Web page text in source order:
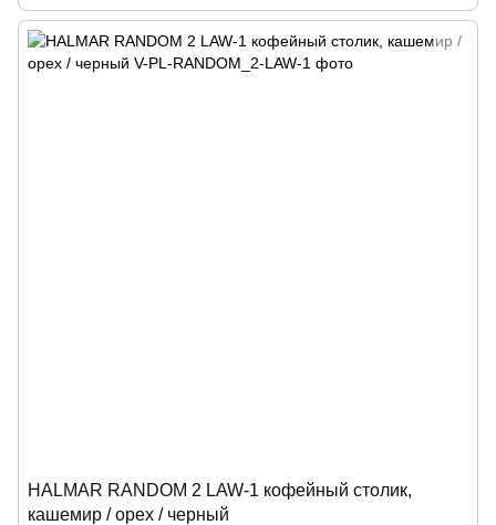
HALMAR RANDOM 2 LAW-1 кофейный столик,
кашемир / орех / черный